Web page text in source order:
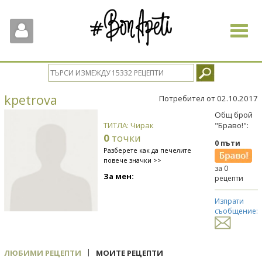
Toggle
kpetrova Потребител от 02.10.2017
ТИТЛА: Чирак
0 точки
Разберете как да печелите
повече значки >>
За мен:
Общ брой
"Браво!":
0 пъти
за 0
рецепти
Изпрати
съобщение:
ЛЮБИМИ РЕЦЕПТИ | МОИТЕ РЕЦЕПТИ